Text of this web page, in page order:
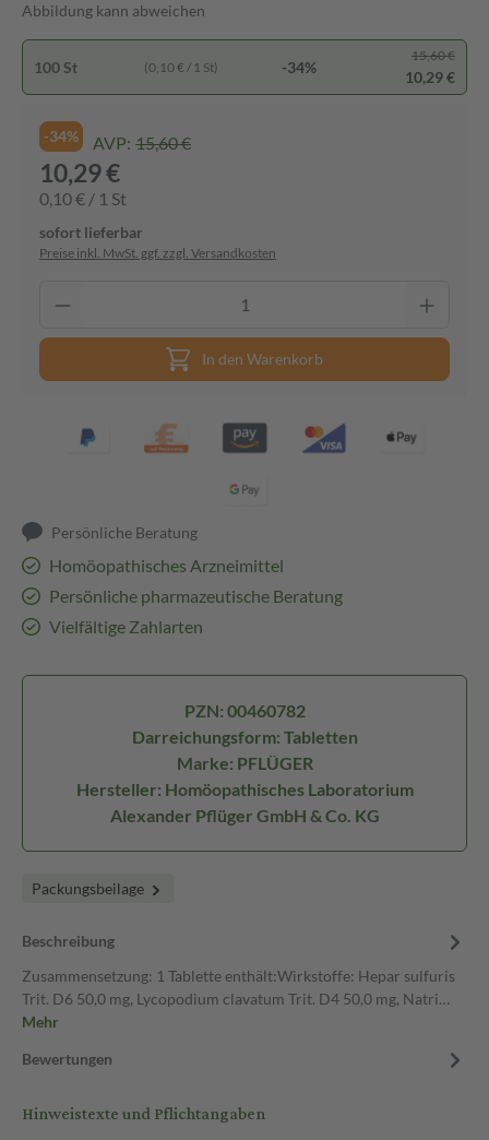
Abbildung kann abweichen
100 St (0,10 € / 1 St) -34%
15,60 €
10,29 €
-34% AVP: 15,60 €
10,29 €
0,10 € / 1 St
sofort lieferbar
Preise inkl. MwSt. ggf. zzgl. Versandkosten
In den Warenkorb
Persönliche Beratung
Homöopathisches Arzneimittel
Persönliche pharmazeutische Beratung
Vielfältige Zahlarten
PZN: 00460782
Darreichungsform: Tabletten
Marke: PFLÜGER
Hersteller: Homöopathisches Laboratorium
Alexander Pflüger GmbH & Co. KG
Packungsbeilage
Beschreibung
Zusammensetzung: 1 Tablette enthält:Wirkstoffe: Hepar sulfuris
Trit. D6 50,0 mg, Lycopodium clavatum Trit. D4 50,0 mg, Natri…
Mehr
Bewertungen
Hinweistexte und Pflichtangaben